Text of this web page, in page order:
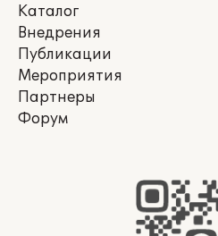
Каталог
Внедрения
Публикации
Мероприятия
Партнеры
Форум